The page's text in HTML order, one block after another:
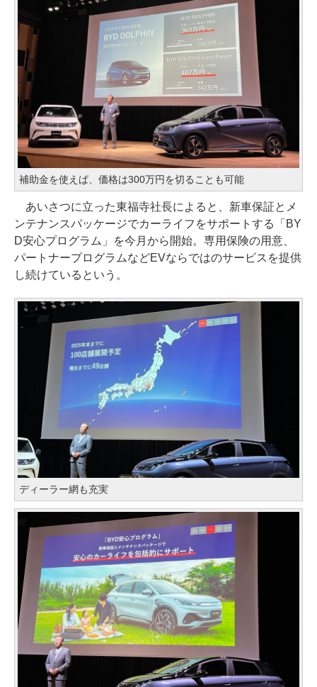
補助金を使えば、価格は300万円を切ることも可能
あいさつに立った東福寺社長によると、新車保証とメ
ンテナンスパッケージでカーライフをサポートする「BY
D安心プログラム」を今月から開始。専用保険の用意、
パートナープログラムなどEVならではのサービスを提供
し続けているという。
ディーラー網も充実